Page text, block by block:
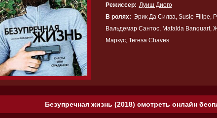
Режиссер: Луиш Диого
В ролях: Эрик Да Силва, Susie Filipe,
Вальдемар Сантос, Mafalda Banquart,
Маркус, Teresa Chaves
Безупречная жизнь (2018) смотреть онлайн